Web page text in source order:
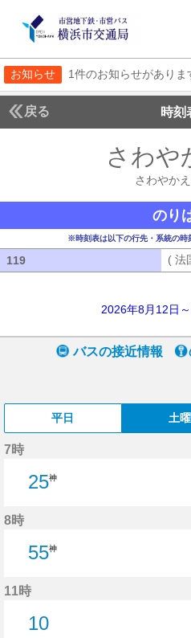
お知らせ 1件のお知らせがありま
戻る 時刻
さわや
さわやか
のり
※時刻表は以下の行先・系統の時
119 ( 法
2026年8月12日
バスの接近情報
平日 土曜
7時
25神
8時
55神
11時
10